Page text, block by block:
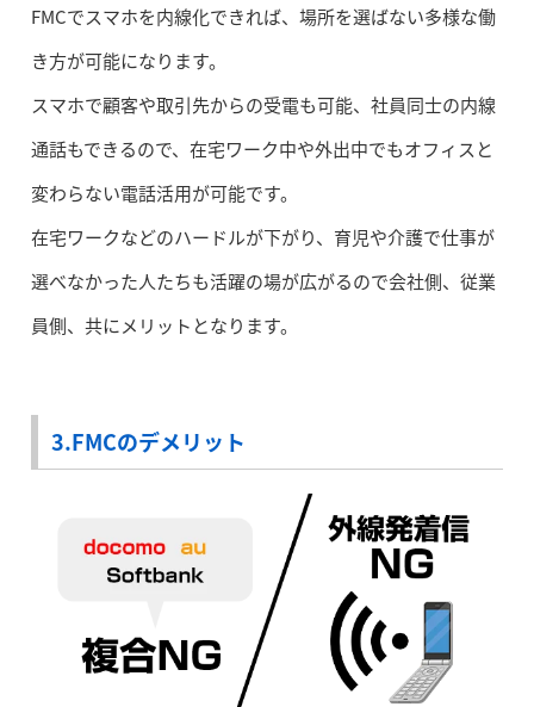
FMCでスマホを内線化できれば、場所を選ばない多様な働
き方が可能になります。
スマホで顧客や取引先からの受電も可能、社員同士の内線
通話もできるので、在宅ワーク中や外出中でもオフィスと
変わらない電話活用が可能です。
在宅ワークなどのハードルが下がり、育児や介護で仕事が
選べなかった人たちも活躍の場が広がるので会社側、従業
員側、共にメリットとなります。
3.FMCのデメリット